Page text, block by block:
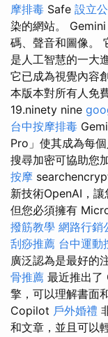
摩排毒 Safe 設立
染的網站。
碼、聲音和圖像。
是人工智慧的一大
它已成為視覺內容
本版本對所有人免
19.ninety nine
台中按摩排毒
Pro」使其成為每
搜尋加密可協助您
按摩
新技術OpenAI，讓
但您必須擁有
撥筋教學 網路行銷
刮痧推薦 台中運動
廣泛認為是最好的
骨推薦 最近推出了
擎，可以理解書面
Copilot 戶外婚禮
和文章，並且可以